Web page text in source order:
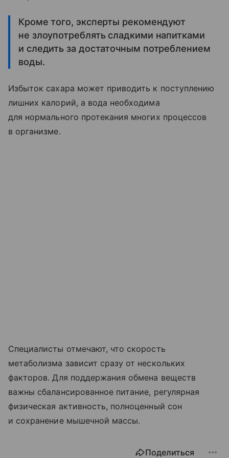
Кроме того, эксперты рекомендуют
не злоупотреблять сладкими напитками
и следить за достаточным потреблением
воды.
Избыток сахара может приводить к поступлению
лишних калорий, а вода необходима
для нормального протекания многих процессов
в организме.
Специалисты отмечают, что скорость
метаболизма зависит сразу от нескольких
факторов. Для поддержания обмена веществ
важны сбалансированное питание, регулярная
физическая активность, полноценный сон
и сохранение мышечной массы.
Поделиться